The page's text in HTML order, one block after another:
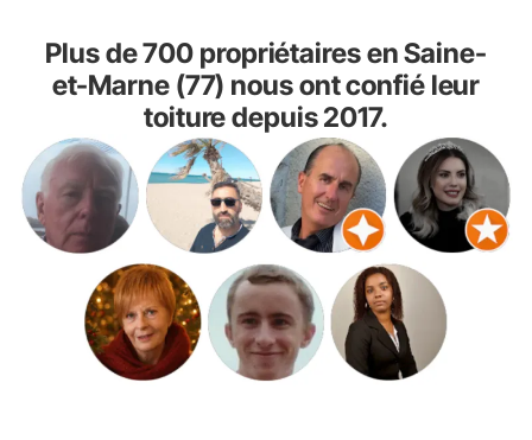
Plus de 700 propriétaires en Saine-
et-Marne (77) nous ont confié leur
toiture depuis 2017.